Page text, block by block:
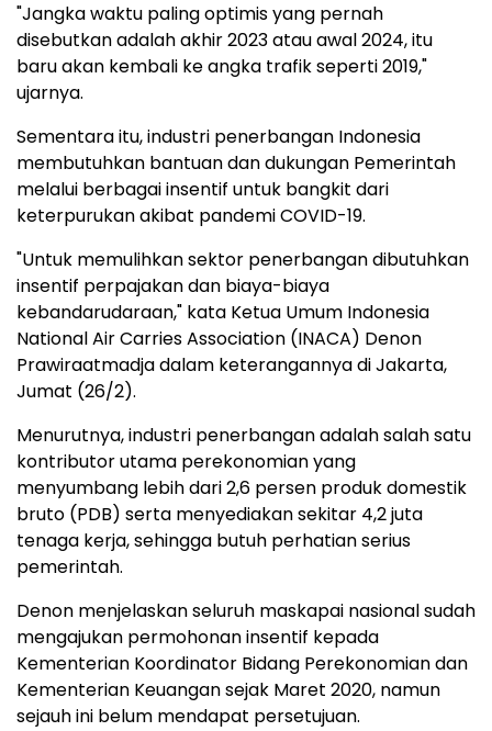
"Jangka waktu paling optimis yang pernah
disebutkan adalah akhir 2023 atau awal 2024, itu
baru akan kembali ke angka trafik seperti 2019,"
ujarnya.
Sementara itu, industri penerbangan Indonesia
membutuhkan bantuan dan dukungan Pemerintah
melalui berbagai insentif untuk bangkit dari
keterpurukan akibat pandemi COVID-19.
"Untuk memulihkan sektor penerbangan dibutuhkan
insentif perpajakan dan biaya-biaya
kebandarudaraan," kata Ketua Umum Indonesia
National Air Carries Association (INACA) Denon
Prawiraatmadja dalam keterangannya di Jakarta,
Jumat (26/2).
Menurutnya, industri penerbangan adalah salah satu
kontributor utama perekonomian yang
menyumbang lebih dari 2,6 persen produk domestik
bruto (PDB) serta menyediakan sekitar 4,2 juta
tenaga kerja, sehingga butuh perhatian serius
pemerintah.
Denon menjelaskan seluruh maskapai nasional sudah
mengajukan permohonan insentif kepada
Kementerian Koordinator Bidang Perekonomian dan
Kementerian Keuangan sejak Maret 2020, namun
sejauh ini belum mendapat persetujuan.